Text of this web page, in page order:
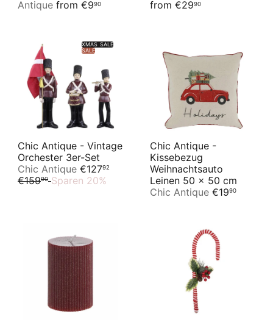
Antique from €990
from €2990
XMAS SALE
SALE
Chic Antique - Vintage
Orchester 3er-Set
Chic Antique S
o
p
r
i
€12792
€15990 Sparen 20%
Chic Antique -
Kissebezug
Weihnachtsauto
Leinen 50 x 50 cm
Chic Antique €1990